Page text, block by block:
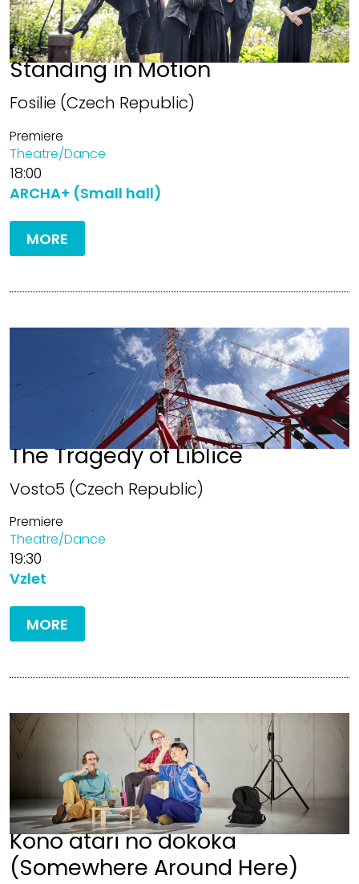
Standing in Motion
Fosilie (Czech Republic)
Premiere
Theatre/Dance
18:00
ARCHA+ (Small hall)
MORE
The Tragedy of Liblice
Vosto5 (Czech Republic)
Premiere
Theatre/Dance
19:30
Vzlet
MORE
Kono atari no dokoka
(Somewhere Around Here)